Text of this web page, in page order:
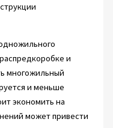
и
многожильный
и меньше
экономить на
может привести